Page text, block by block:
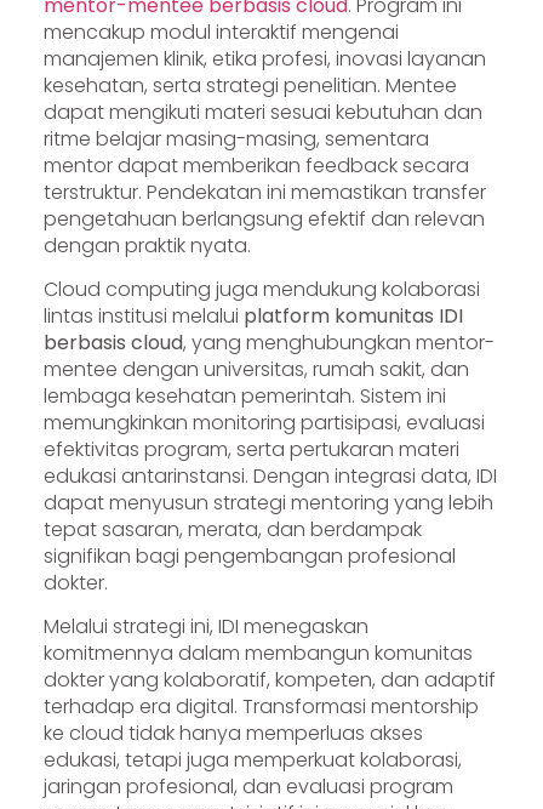
mencakup modul interaktif mengenai
manajemen klinik, etika profesi, inovasi layanan
kesehatan, serta strategi penelitian. Mentee
dapat mengikuti materi sesuai kebutuhan dan
ritme belajar masing-masing, sementara
mentor dapat memberikan feedback secara
terstruktur. Pendekatan ini memastikan transfer
pengetahuan berlangsung efektif dan relevan
dengan praktik nyata.
Cloud computing juga mendukung kolaborasi
lintas institusi melalui platform komunitas IDI
berbasis cloud, yang menghubungkan mentor-
mentee dengan universitas, rumah sakit, dan
lembaga kesehatan pemerintah. Sistem ini
memungkinkan monitoring partisipasi, evaluasi
efektivitas program, serta pertukaran materi
edukasi antarinstansi. Dengan integrasi data, IDI
dapat menyusun strategi mentoring yang lebih
tepat sasaran, merata, dan berdampak
signifikan bagi pengembangan profesional
dokter.
Melalui strategi ini, IDI menegaskan
komitmennya dalam membangun komunitas
dokter yang kolaboratif, kompeten, dan adaptif
terhadap era digital. Transformasi mentorship
ke cloud tidak hanya memperluas akses
edukasi, tetapi juga memperkuat kolaborasi,
jaringan profesional, dan evaluasi program